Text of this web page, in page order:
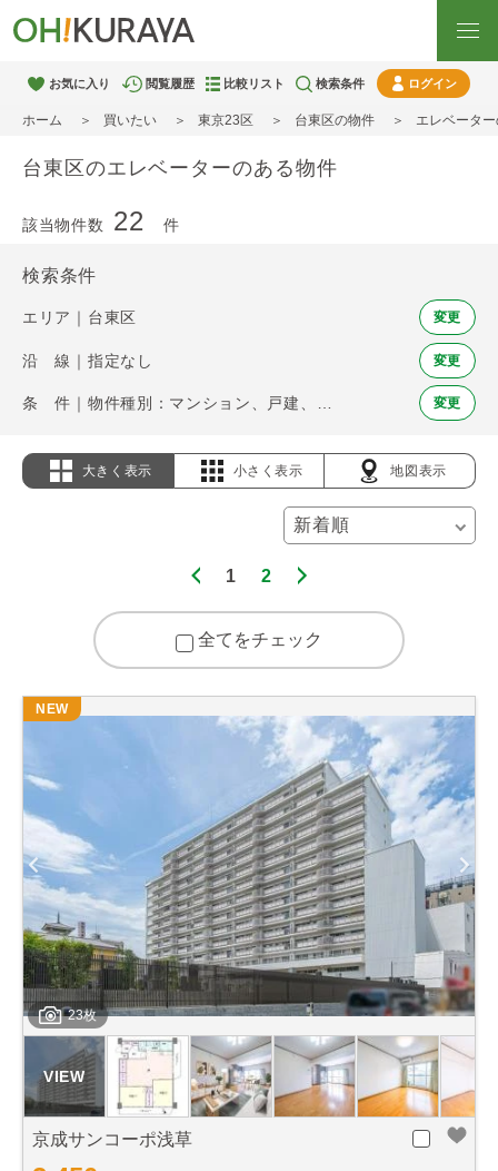
お気に入り 閲覧履歴 比較リスト 検索条件 ログイン
ホーム 買いたい 東京23区 台東区の物件 エレベータ
台東区のエレベーターのある物件
該当物件数 22 件
検索条件
エリア｜台東区 変更
沿 線｜指定なし 変更
変更
大きく表示 小さく表示 地図表示
1 2
全てをチェック
23枚
NEW
京成サンコーポ浅草